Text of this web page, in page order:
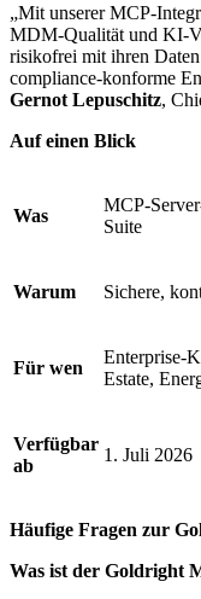
„Mit unserer MCP-
MDM-Qualität und KI-
risikofrei mit ihren
compliance-konforme
Gernot Lepuschitz,
Auf einen Blick
Was
MCP-
Suite
Warum Sichere,
Für wen
Enterprise-
Estate,
Verfügbar
ab
1. Juli 2026
Häufige Fragen zur
Was ist der Goldright